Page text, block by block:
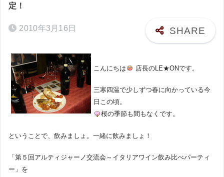
定！
2010年3月16日
こんにちは 店長のLE★ONです。
三寒四温で少しずつ春に向かっている今
日この頃。
桜の季節も間もなくです。
ということで、飲みましょ。一緒に飲みましょ！
「第５回アルティジャーノ交流会～イタリアワイン飲み比べパーティ
ー」を